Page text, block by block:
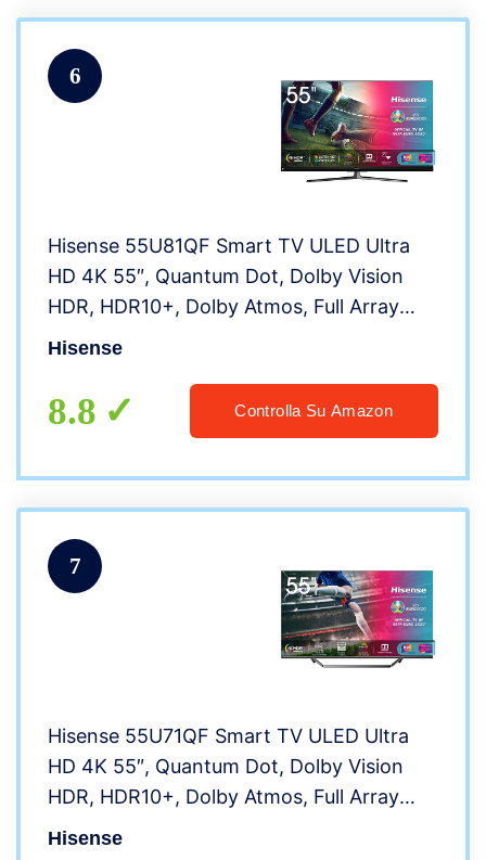
6
Hisense 55U81QF Smart TV ULED Ultra
HD 4K 55″, Quantum Dot, Dolby Vision
HDR, HDR10+, Dolby Atmos, Full Array
Local Dimming, con Alexa integrata, Tuner
Amazon – 2020]
Hisense
8.8 Controlla Su Amazon
7
Hisense 55U71QF Smart TV ULED Ultra
HD 4K 55″, Quantum Dot, Dolby Vision
HDR, HDR10+, Dolby Atmos, Full Array
Local Dimming, con Alexa integrata, Tuner
Hisense